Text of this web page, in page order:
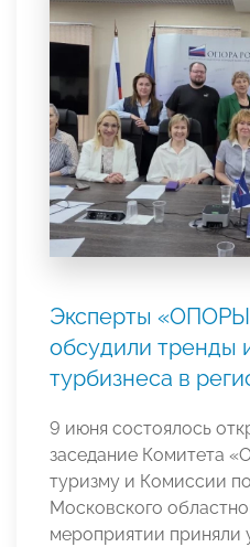
Эксперты
обсудили тренды
турбизнеса в
9 июня состоялось
заседание Комитета
туризму и Комиссии
Московского
мероприятии приняли